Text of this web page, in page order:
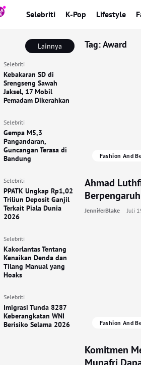
Selebriti K-Pop Lifestyle
Lainnya
Selebriti
Kebakaran SD di
Srengseng Sawah
Jaksel, 17 Mobil
Pemadam Dikerahkan
Selebriti
Gempa M5,3
Pangandaran,
Guncangan Terasa di
Bandung
Selebriti
PPATK Ungkap Rp1,02
Triliun Deposit Ganjil
Terkait Piala Dunia
2026
Selebriti
Kakorlantas Tentang
Kenaikan Denda dan
Tilang Manual yang
Hoaks
Selebriti
Imigrasi Tunda 8287
Keberangkatan WNI
Berisiko Selama 2026
Tag:Award
Fashion And
Ahmad
JenniferBlake Juli
Fashion And
Komitmen